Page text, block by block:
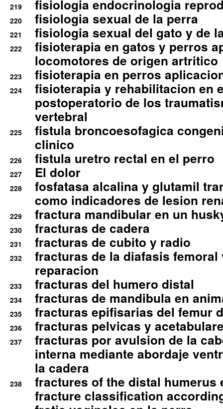
219 fisiologia endocrinologia
220 fisiologia sexual de la perra
221 fisiologia sexual del gato y de
222
fisioterapia en gatos y perros
locomotores de origen artritico
223 fisioterapia en perros
224
fisioterapia y rehabilitacion en
postoperatorio de los
vertebral
225
fistula broncoesofagica
clinico
226 fistula uretro rectal en el perro
227 El dolor
228
fosfatasa alcalina y glutamil
como indicadores de lesion
229 fractura mandibular en un
230 fracturas de cadera
231 fracturas de cubito y radio
232
fracturas de la diafasis
reparacion
233 fracturas del humero distal
234 fracturas de mandibula en
235 fracturas epifisarias del femur
236 fracturas pelvicas y
237
fracturas por avulsion de la
interna mediante abordaje
la cadera
238
fractures of the distal humerus
fracture classification